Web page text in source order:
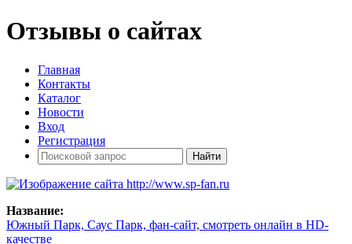
Отзывы о сайтах
Главная
Контакты
Каталог
Новости
Вход
Регистрация
Название:
Южный Парк, Саус Парк, фан-сайт, смотреть онлайн в HD-
качестве